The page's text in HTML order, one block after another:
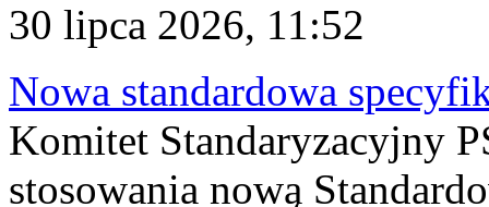
30 lipca 2026, 11:52
Nowa standardowa
Komitet Standaryzacyjny
stosowania nową